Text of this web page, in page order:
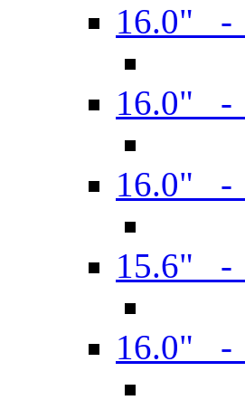
16.0" -
16.0" -
16.0" -
15.6" -
16.0" -